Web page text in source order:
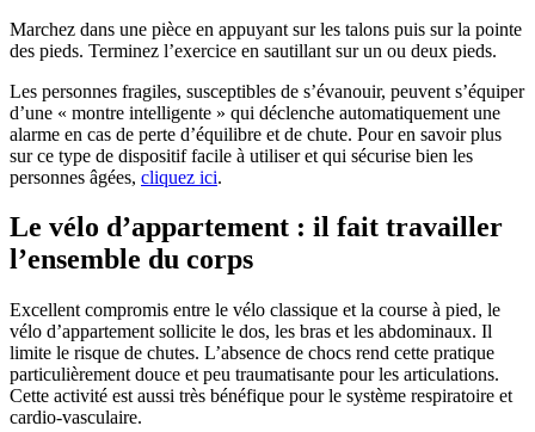
Marchez dans une pièce en appuyant sur les talons puis sur la pointe
des pieds. Terminez l’exercice en sautillant sur un ou deux pieds.
Les personnes fragiles, susceptibles de s’évanouir, peuvent s’équiper
d’une « montre intelligente » qui déclenche automatiquement une
alarme en cas de perte d’équilibre et de chute. Pour en savoir plus
sur ce type de dispositif facile à utiliser et qui sécurise bien les
personnes âgées, cliquez ici.
Le vélo d’appartement : il fait travailler
l’ensemble du corps
Excellent compromis entre le vélo classique et la course à pied, le
vélo d’appartement sollicite le dos, les bras et les abdominaux. Il
limite le risque de chutes. L’absence de chocs rend cette pratique
particulièrement douce et peu traumatisante pour les articulations.
Cette activité est aussi très bénéfique pour le système respiratoire et
cardio-vasculaire.